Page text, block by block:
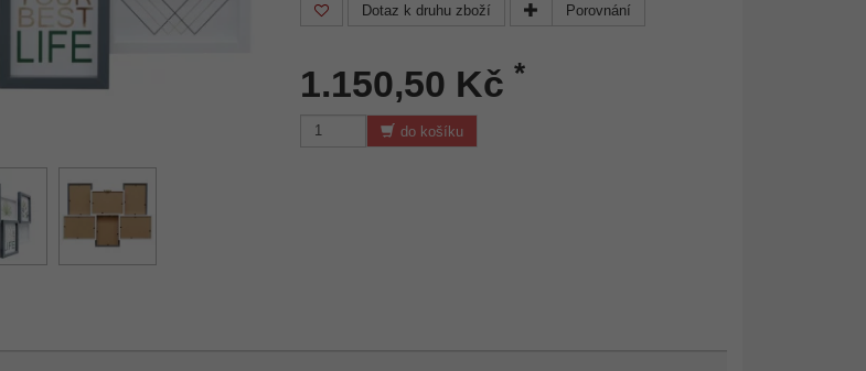
Dotaz k druhu zboží Porovnání
1.150,50 Kč *
do košíku